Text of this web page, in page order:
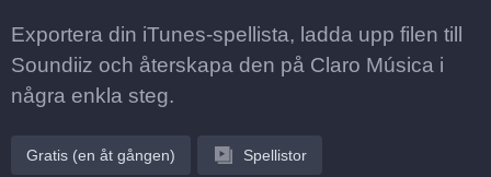
Exportera din iTunes-spellista, ladda upp filen till
Soundiiz och återskapa den på Claro Música i
några enkla steg.
Gratis (en åt gången) Spellistor